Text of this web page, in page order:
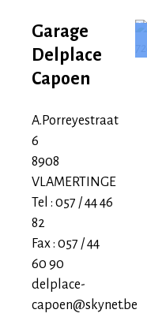
Delplace
capoen
Garage
Delplace
Capoen
A.Porreyestraat
6
8908
VLAMERTINGE
Tel : 057 / 44 46
82
Fax : 057 / 44
60 90
delplace-
capoen@skynet.be